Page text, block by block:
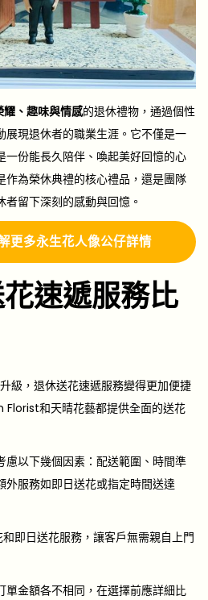
耀、趣味與情感的退休禮物，通過個性
展現退休者的職業生涯。它不僅是一
一份能長久陪伴、喚起美好回憶的心
作為榮休典禮的核心禮品，還是團隊
留下深刻的感動與回憶。
更多永生花人像公仔詳情
速遞服務比
級，退休送花速遞服務變得更加便捷
Florist和天晴花藝都提供全面的送花
慮以下幾個因素：配送範圍、時間準
外服務如即日送花或指定時間送達
即日送花服務，讓客戶無需親自上門
單金額各不相同，在選擇前應詳細比